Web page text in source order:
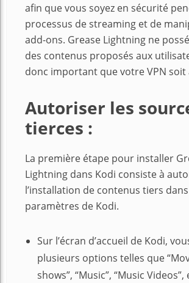
afin que vous soyez en sécurité
processus de streaming et de
add-ons. Grease Lightning ne
des contenus proposés aux
donc important que votre VPN soit
Autoriser les
tierces :
La première étape pour installer
Lightning dans Kodi consiste à
l’installation de contenus tiers
paramètres de Kodi.
Sur l’écran d’accueil de Kodi,
plusieurs options telles que
shows”, “Music”, “Music Videos”,